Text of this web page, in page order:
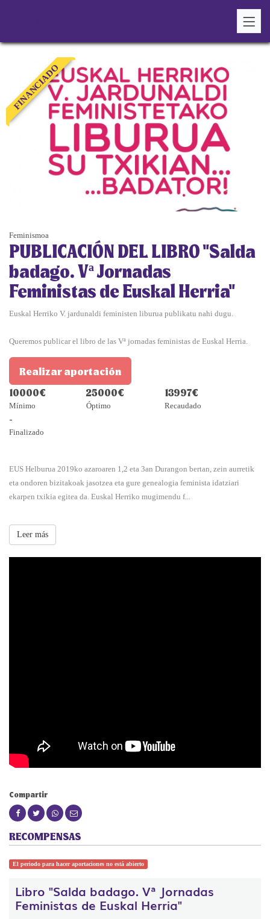
FINANCIADO
Feminismoa
PUBLICACIÓN DEL LIBRO "Salda
badago. Vª Jornadas
Feministas de Euskal Herria"
Euskal Herriko V. jardunaldi feministen liburua publikatu nahi dugu.
Queremos publicar el libro de las Vª jornadas feministas de Euskal Herria.
Realizar aportación
10000€
Mínimo
25000€
Óptimo
13997€
Recaudado
-
Finalizado
EUS Helburua 2019ko azaroaren 1,2 eta 3an Durangon bertan, zein aurretik
eta ondoren bizitakoak jasotzea eta gure genealogia feminista idatziari
ekarpen txikia egitea da. Euskal Herriko mugimendu f...
Leer más
Compartir
RECOMPENSAS
El periodo para hacer aportaciones no está abierto
Libro "Salda badago. Vª Jornadas
Feministas de Euskal Herria"